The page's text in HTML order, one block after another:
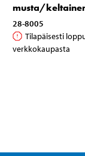
musta/
28-8005
Tilapäisesti
verkkokaupasta